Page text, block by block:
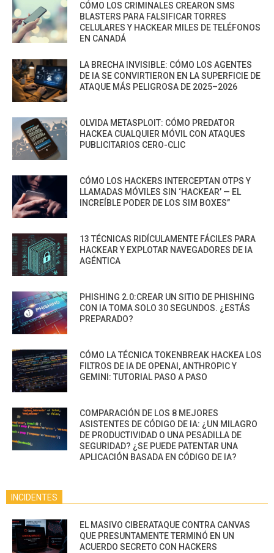
CÓMO LOS CRIMINALES CREARON SMS
BLASTERS PARA FALSIFICAR TORRES
CELULARES Y HACKEAR MILES DE TELÉFONOS
EN CANADÁ
LA BRECHA INVISIBLE: CÓMO LOS AGENTES
DE IA SE CONVIRTIERON EN LA SUPERFICIE DE
ATAQUE MÁS PELIGROSA DE 2025–2026
OLVIDA METASPLOIT: CÓMO PREDATOR
HACKEA CUALQUIER MÓVIL CON ATAQUES
PUBLICITARIOS CERO-CLIC
CÓMO LOS HACKERS INTERCEPTAN OTPS Y
LLAMADAS MÓVILES SIN ‘HACKEAR’ — EL
INCREÍBLE PODER DE LOS SIM BOXES”
13 TÉCNICAS RIDÍCULAMENTE FÁCILES PARA
HACKEAR Y EXPLOTAR NAVEGADORES DE IA
AGÉNTICA
PHISHING 2.0:CREAR UN SITIO DE PHISHING
CON IA TOMA SOLO 30 SEGUNDOS. ¿ESTÁS
PREPARADO?
CÓMO LA TÉCNICA TOKENBREAK HACKEA LOS
FILTROS DE IA DE OPENAI, ANTHROPIC Y
GEMINI: TUTORIAL PASO A PASO
COMPARACIÓN DE LOS 8 MEJORES
ASISTENTES DE CÓDIGO DE IA: ¿UN MILAGRO
DE PRODUCTIVIDAD O UNA PESADILLA DE
SEGURIDAD? ¿SE PUEDE PATENTAR UNA
APLICACIÓN BASADA EN CÓDIGO DE IA?
INCIDENTES
EL MASIVO CIBERATAQUE CONTRA CANVAS
QUE PRESUNTAMENTE TERMINÓ EN UN
ACUERDO SECRETO CON HACKERS